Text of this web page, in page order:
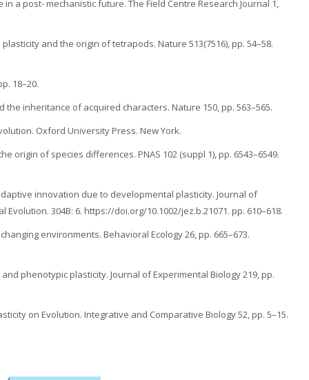
in a post- mechanistic future. The Field Centre Research Journal 1,
plasticity and the origin of tetrapods. Nature 513(7516), pp. 54–58.
18–20.
inheritance of acquired characters. Nature 150, pp. 563–565.
Oxford University Press. New York.
origin of species differences. PNAS 102 (suppl 1), pp. 6543–6549.
innovation due to developmental plasticity. Journal of
304B: 6. https://doi.org/10.1002/jez.b.21071. pp. 610–618.
environments. Behavioral Ecology 26, pp. 665–673.
phenotypic plasticity. Journal of Experimental Biology 219, pp.
on Evolution. Integrative and Comparative Biology 52, pp. 5–15.